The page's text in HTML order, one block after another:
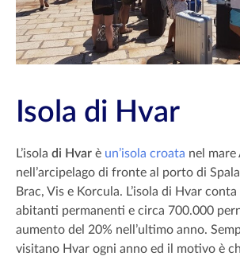
Isola di Hvar
L’isola di Hvar è un’isola croata nel
nell’arcipelago di fronte al porto di
Brac, Vis e Korcula. L’isola di Hvar
abitanti permanenti e circa 700.000
aumento del 20% nell’ultimo anno.
visitano Hvar ogni anno ed il motivo è